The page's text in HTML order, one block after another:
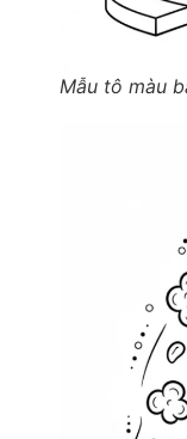
Mẫu tô màu